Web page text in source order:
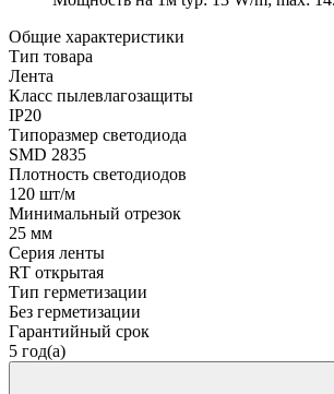
Общие характеристики
Тип товара
Лента
Класс пылевлагозащиты
IP20
Типоразмер светодиода
SMD 2835
Плотность светодиодов
120 шт/м
Минимальный отрезок
25 мм
Серия ленты
RT открытая
Тип герметизации
Без герметизации
Гарантийный срок
5 год(а)